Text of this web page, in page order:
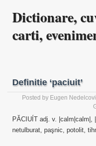
Dictionare,
carti,
Definitie ‘paciuit’
Posted by Eugen
PĂCIUÍT adj. v. |calm|calm|,
netulburat, paşnic, potolit,